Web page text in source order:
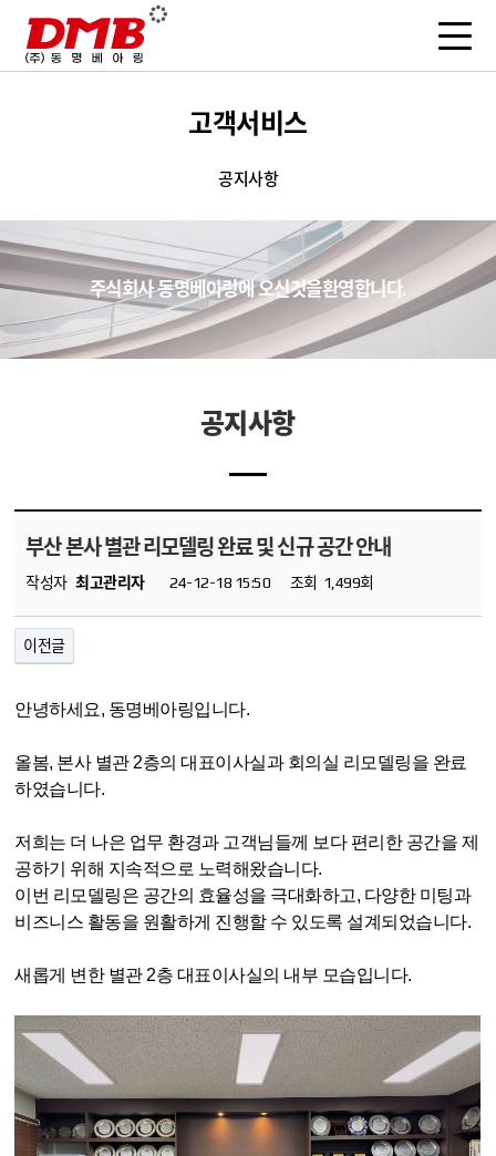
고객서비스
공지사항
주식회사 동명베아링에오신것을환영합니다.
공지사항
부산 본사 별관 리모델링 완료 및 신규 공간 안내
작성자 최고관리자 24-12-18 15:50 조회 1,499회
이전글
안녕하세요, 동명베아링입니다.
올봄, 본사 별관2층의 대표이사실과 회의실 리모델링을 완료
하였습니다.
저희는 더 나은 업무 환경과 고객님들께 보다 편리한 공간을 제
공하기 위해 지속적으로 노력해왔습니다.
이번 리모델링은 공간의 효율성을 극대화하고, 다양한 미팅과
비즈니스 활동을 원활하게 진행할 수 있도록 설계되었습니다.
새롭게 변한 별관 2층 대표이사실의 내부 모습입니다.